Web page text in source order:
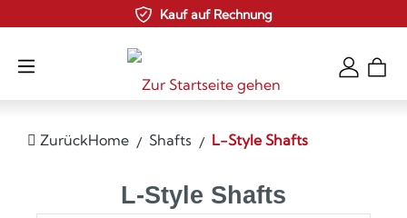
Zum Hauptinhalt springenKauf auf Rechnung
ZurückHome Shafts L-Style Shafts
L-Style Shafts